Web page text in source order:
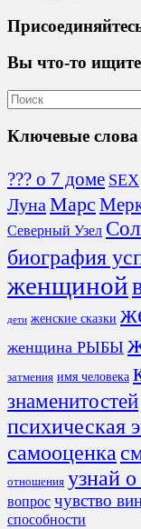
Вы что-то
Ключевые слова
??? о 7 доме SEX
Луна Марс
Северный Узел
биография
женщиной
дети женские сказки
женщина РЫБЫ
затмения имя человека
знаменитостей
психическая
самооценка
отношения узнай
вопрос чувство
способности